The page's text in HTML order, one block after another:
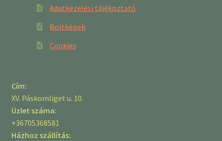
Adatkezelési tájékoztató
Boltképek
Cookies
Cím:
XV. Páskomliget u. 10.
Üzlet száma:
+36705368581
Házhoz szállítás: